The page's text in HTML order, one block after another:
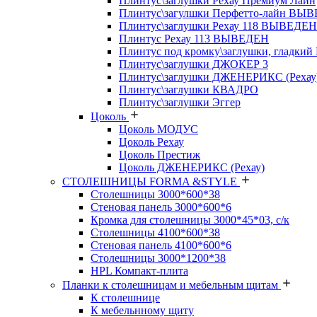
Плинтус\загулшки Перфетто-лайн
Плинтус\заглушки Рехау 118 ВЫВЕДЕН
Плинтус Рехау 113 ВЫВЕДЕН
Плинтус под кромку\заглушки, гладкий
Плинтус\заглушки ДЖОКЕР 3
Плинтус\заглушки ДЖЕНЕРИКС
Плинтус\заглушки КВАДРО
Плинтус\заглушки Эггер
Цоколь
Цоколь МОДУС
Цоколь Рехау
Цоколь Престиж
Цоколь ДЖЕНЕРИКС (Рехау)
СТОЛЕШНИЦЫ FORMA &STYLE
Столешницы 3000*600*38
Стеновая панель 3000*600*6
Кромка для столешницы 3000*45*03, с/к
Столешницы 4100*600*38
Стеновая панель 4100*600*6
Столешницы 3000*1200*38
HPL Компакт-плита
Планки к столешницам и мебельным щитам
К столешнице
К мебельнному щиту